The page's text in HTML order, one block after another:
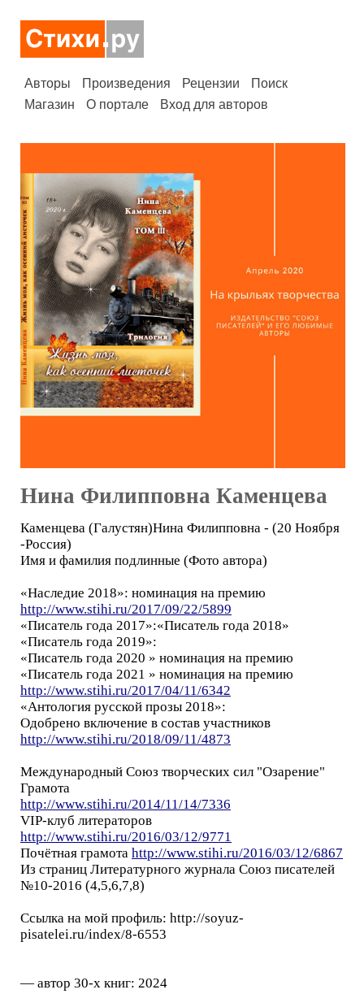
Авторы Произведения Рецензии
Поиск
Магазин
О портале Вход для авторов
Нина Филипповна Каменцева
Каменцева (Галустян)Нина Филипповна - (20 Ноября
-Россия)
Имя и фамилия подлинные (Фото автора)
«Наследие 2018»: номинация на премию
http://www.stihi.ru/2017/09/22/5899
«Писатель года 2017»:«Писатель года 2018»
«Писатель года 2019»:
«Писатель года 2020 » номинация на премию
«Писатель года 2021 » номинация на премию
http://www.stihi.ru/2017/04/11/6342
«Антология русской прозы 2018»:
Одобрено включение в состав участников
http://www.stihi.ru/2018/09/11/4873
Международный Союз творческих сил "Озарение"
Грамота
http://www.stihi.ru/2014/11/14/7336
VIP-клуб литераторов
http://www.stihi.ru/2016/03/12/9771
Почётная грамота http://www.stihi.ru/2016/03/12/6867
Из страниц Литературного журнала Союз писателей
№10-2016 (4,5,6,7,8)
Ссылка на мой профиль: http://soyuz-
pisatelei.ru/index/8-6553
— автор 30-х книг: 2024